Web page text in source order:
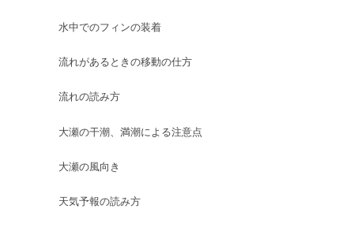
水中でのフィンの装着
流れがあるときの移動の仕方
流れの読み方
大瀬の干潮、満潮による注意点
大瀬の風向き
天気予報の読み方